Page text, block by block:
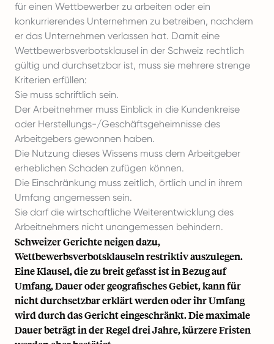
für einen Wettbewerber zu arbeiten oder ein
konkurrierendes Unternehmen zu betreiben, nachdem
er das Unternehmen verlassen hat. Damit eine
Wettbewerbsverbotsklausel in der Schweiz rechtlich
gültig und durchsetzbar ist, muss sie mehrere strenge
Kriterien erfüllen:
Sie muss schriftlich sein.
Der Arbeitnehmer muss Einblick in die Kundenkreise
oder Herstellungs-/Geschäftsgeheimnisse des
Arbeitgebers gewonnen haben.
Die Nutzung dieses Wissens muss dem Arbeitgeber
erheblichen Schaden zufügen können.
Die Einschränkung muss zeitlich, örtlich und in ihrem
Umfang angemessen sein.
Sie darf die wirtschaftliche Weiterentwicklung des
Arbeitnehmers nicht unangemessen behindern.
Schweizer Gerichte neigen dazu,
Wettbewerbsverbotsklauseln restriktiv auszulegen.
Eine Klausel, die zu breit gefasst ist in Bezug auf
Umfang, Dauer oder geografisches Gebiet, kann für
nicht durchsetzbar erklärt werden oder ihr Umfang
wird durch das Gericht eingeschränkt. Die maximale
Dauer beträgt in der Regel drei Jahre, kürzere Fristen